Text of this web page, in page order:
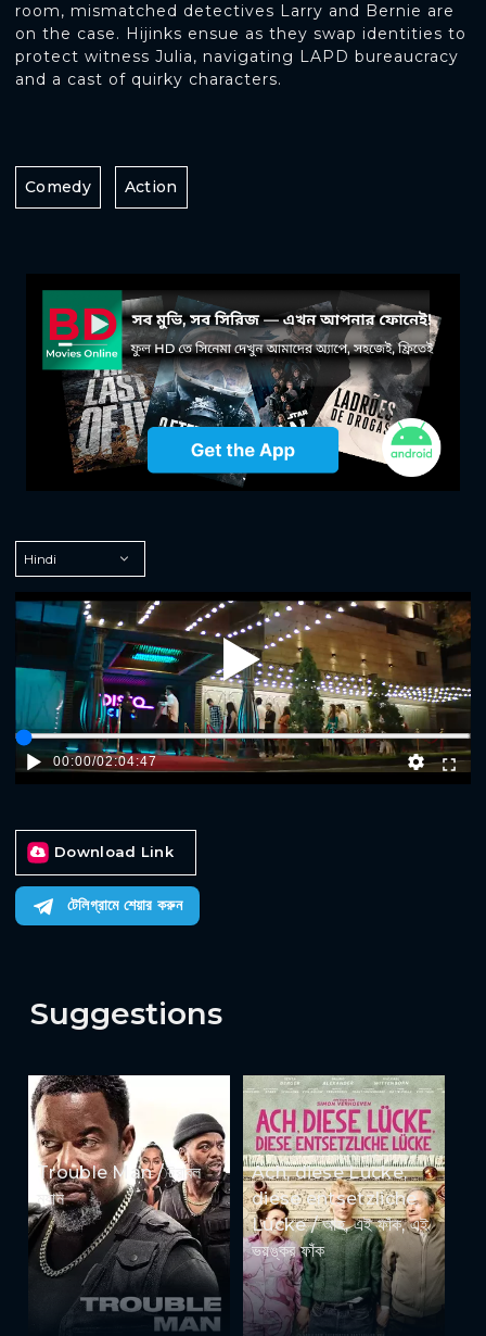
room, mismatched detectives Larry and Bernie are
on the case. Hijinks ensue as they swap identities to
protect witness Julia, navigating LAPD bureaucracy
and a cast of quirky characters.
Comedy Action
Play
00:00/02:04:47
Download Link
টেলিগ্রামে শেয়ার করুন
Suggestions
Trouble Man / ট্রাবল
ম্যান
Ach, diese Lücke,
diese entsetzliche
Lücke / আহ, এই ফাঁক, এই
ভয়ঙ্কর ফাঁক